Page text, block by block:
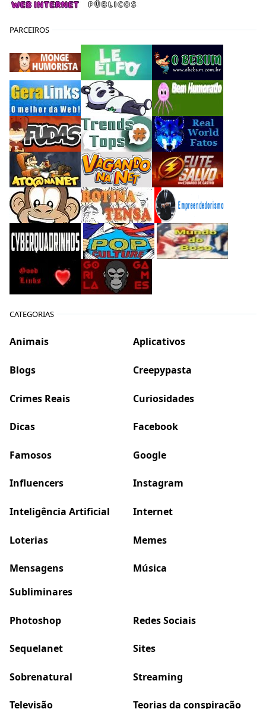
PARCEIROS
CATEGORIAS
Animais Aplicativos
Blogs Creepypasta
Crimes Reais Curiosidades
Dicas Facebook
Famosos Google
Influencers Instagram
Inteligência Artificial Internet
Loterias Memes
Mensagens
Subliminares
Música
Photoshop Redes Sociais
Sequelanet Sites
Sobrenatural Streaming
Televisão Teorias da conspiração